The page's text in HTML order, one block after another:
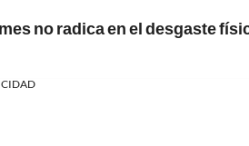
no radica en el desgaste